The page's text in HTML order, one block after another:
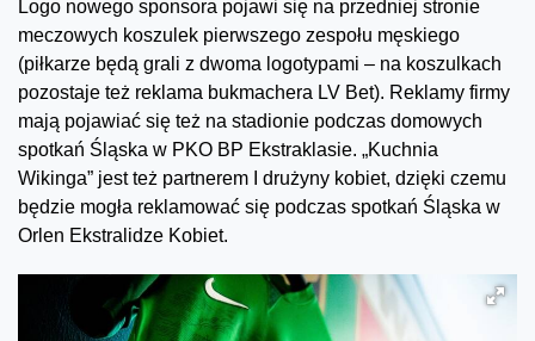
Logo nowego sponsora pojawi się na przedniej stronie
meczowych koszulek pierwszego zespołu męskiego
(piłkarze będą grali z dwoma logotypami – na koszulkach
pozostaje też reklama bukmachera LV Bet). Reklamy firmy
mają pojawiać się też na stadionie podczas domowych
spotkań Śląska w PKO BP Ekstraklasie. „Kuchnia
Wikinga” jest też partnerem I drużyny kobiet, dzięki czemu
będzie mogła reklamować się podczas spotkań Śląska w
Orlen Ekstralidze Kobiet.